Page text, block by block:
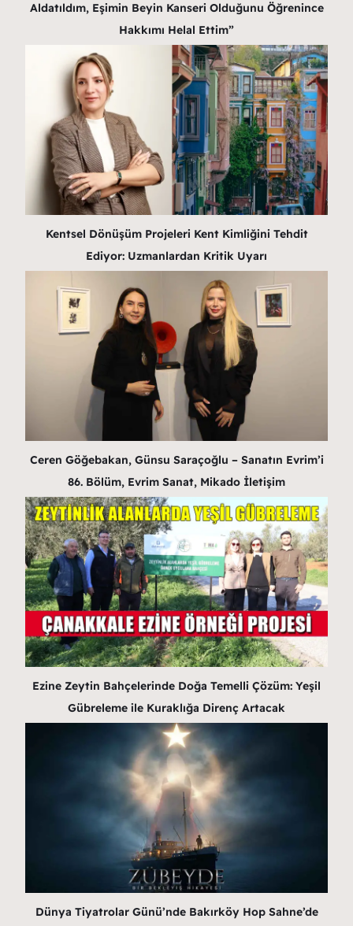
Aldatıldım, Eşimin Beyin Kanseri Olduğunu Öğrenince
Hakkımı Helal Ettim”
Kentsel Dönüşüm Projeleri Kent Kimliğini Tehdit
Ediyor: Uzmanlardan Kritik Uyarı
Ceren Göğebakan, Günsu Saraçoğlu – Sanatın Evrim’i
86. Bölüm, Evrim Sanat, Mikado İletişim
Ezine Zeytin Bahçelerinde Doğa Temelli Çözüm: Yeşil
Gübreleme ile Kuraklığa Direnç Artacak
Dünya Tiyatrolar Günü’nde Bakırköy Hop Sahne’de